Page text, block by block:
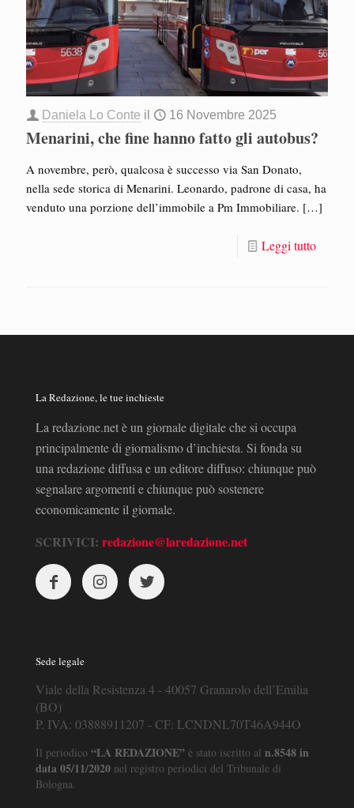
Daniela Lo Conte il 16 Novembre 2025
Menarini, che fine hanno fatto gli autobus?
A novembre, però, qualcosa è successo via San Donato,
nella sede storica di Menarini. Leonardo, padrone di casa, ha
venduto una porzione dell’immobile a Pm Immobiliare. […]
Leggi tutto
La Redazione, le tue inchieste
La redazione.net è un giornale digitale che si occupa
principalmente di giornalismo d’inchiesta. Si fonda su
una redazione diffusa e un editore diffuso: chiunque può
segnalare argomenti e chiunque può sostenere
economicamente il giornale.
SCRIVICI: redazione@laredazione.net
Sede legale
Viale della Resistenza 4 - 40057 Granarolo dell’Emilia
(BO)
P. IVA: 03888911207 - CF: LCNDNL70T46A944O
Il periodico “LA REDAZIONE” è stato iscritto al n.8548 in
data 05/11/2020 nel registro periodici del Tribunale di
Bologna.